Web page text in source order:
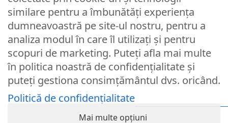
Remember Me
Logare
Lost your password?
© Partybaloane.ro - Toate drepturile rezervate. ™
similare pentru a îmbunătăți experiența
dumneavoastră pe site-ul nostru, pentru a
analiza modul în care îl utilizați și pentru
scopuri de marketing. Puteți afla mai multe
în politica noastră de confidențialitate și
puteți gestiona consimțământul dvs. oricând.
Politică de confidențialitate
Mai multe opțiuni